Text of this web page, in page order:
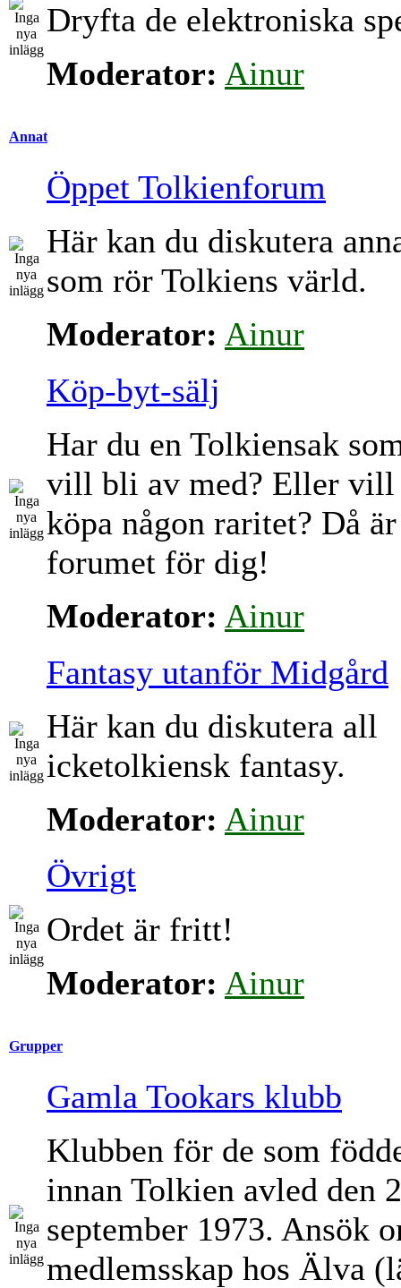
Dryfta de elektroniska
Moderator: Ainur
Annat
Öppet Tolkienforum
Här kan du diskutera
som rör Tolkiens värld.
Moderator: Ainur
Köp-byt-sälj
Har du en Tolkiensak
vill bli av med? Eller vill
köpa någon raritet? Då
forumet för dig!
Moderator: Ainur
Fantasy utanför Midgård
Här kan du diskutera all
icketolkiensk fantasy.
Moderator: Ainur
Övrigt
Ordet är fritt!
Moderator: Ainur
Grupper
Gamla Tookars klubb
Klubben för de som
innan Tolkien avled den 2
september 1973. Ansök
medlemsskap hos Älva